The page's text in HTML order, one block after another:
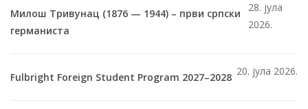
Милош Тривунац (1876 — 1944) – први српски
германиста
28. јула
2026.
Fulbright Foreign Student Program 2027–2028 20. јула 2026.